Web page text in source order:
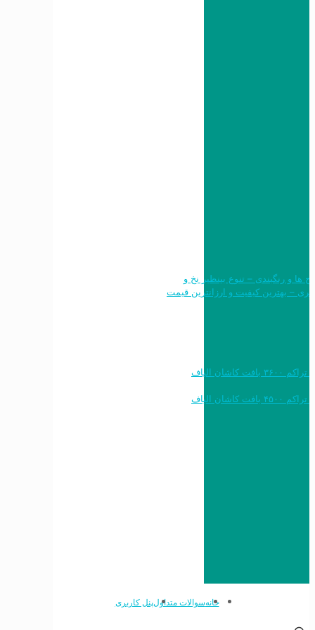
طرح ها و رنگبندی – تنوع بینظیر نخ و
خرید به قیمت فرش ماشینی ۱۲۰۰ شانه تراکم ۳۶۰۰ بافت کاشان الیاف
خرید به قیمت فرش ماشینی ۱۵۰۰ شانه تراکم ۴۵۰۰ بافت کاشان الیاف
خانهسوالات متداولپنل کاربری